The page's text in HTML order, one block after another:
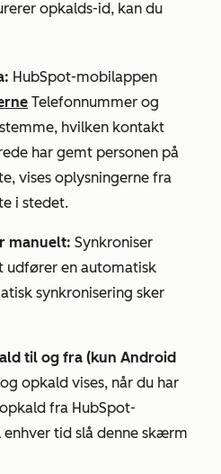
opkalds-id, kan du
HubSpot-mobilappen
Telefonnummer og
hvilken kontakt
har gemt personen på
vises oplysningerne fra
i stedet.
manuelt: Synkroniser
udfører en automatisk
synkronisering sker
til og fra (kun Android
opkald vises, når du har
fra HubSpot-
tid slå denne skærm